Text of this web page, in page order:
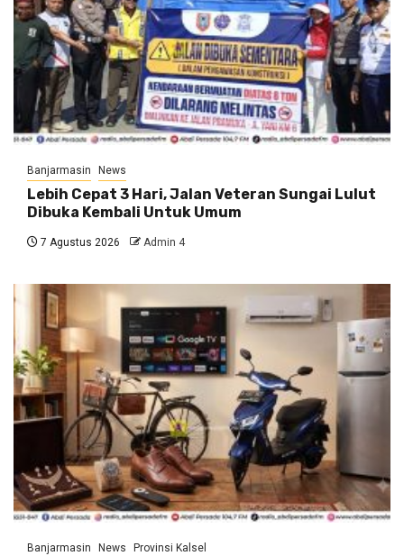
Banjarmasin News
Lebih Cepat 3 Hari, Jalan Veteran Sungai Lulut
Dibuka Kembali Untuk Umum
7 Agustus 2026 Admin 4
Banjarmasin News Provinsi Kalsel